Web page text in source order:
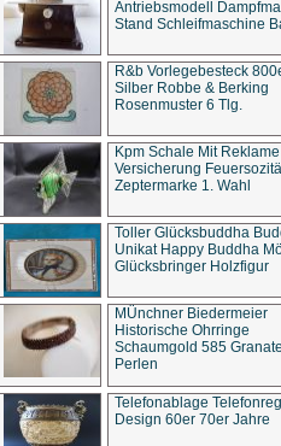
Antriebsmodell
Stand Schleifmaschine
R&b Vorlegebesteck
Silber Robbe & Berking
Rosenmuster 6 Tlg.
Kpm Schale Mit Reklame
Versicherung
Zeptermarke 1. Wahl
Toller Glücksbuddha
Unikat Happy Buddha
Glücksbringer Holzfigur
MÜnchner Biedermeier
Historische Ohrringe
Schaumgold 585
Perlen
Telefonablage
Design 60er 70er Jahre